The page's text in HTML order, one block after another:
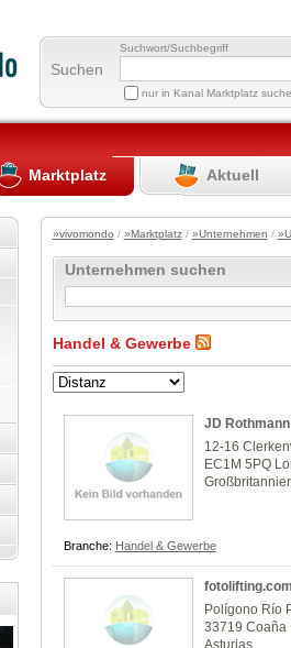
Suchen
Suchwort/Suchbegriff
nur in Kanal Marktplatz
Marktplatz Aktuell
»vivomondo / »Marktplatz/ »Unternehmen /
Unternehmen suchen
Handel & Gewerbe
JD
12-16
EC1M 5PQ
Branche: Handel & Gewerbe
Polígono Río
33719 Coaña